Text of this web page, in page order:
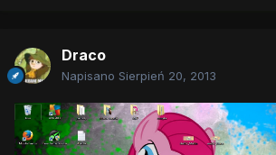
Draco
Napisano Sierpień 20, 2013